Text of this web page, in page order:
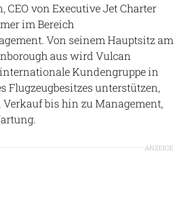
CEO von Executive Jet Charter
im Bereich
Von seinem Hauptsitz am
aus wird Vulcan
Kundengruppe in
Flugzeugbesitzes unterstützen,
bis hin zu Management,
ANZEIGE